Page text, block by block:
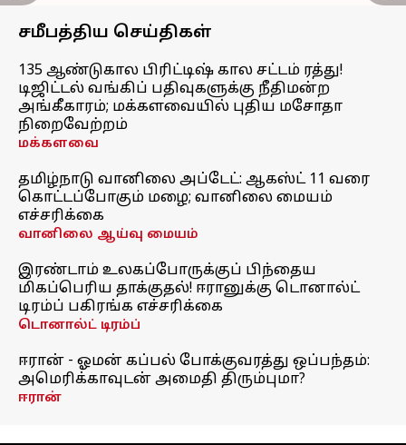
சமீபத்திய செய்திகள்
135 ஆண்டுகால பிரிட்டிஷ் கால சட்டம் ரத்து!
டிஜிட்டல் வங்கிப் பதிவுகளுக்கு நீதிமன்ற
அங்கீகாரம்; மக்களவையில் புதிய மசோதா
நிறைவேற்றம்
மக்களவை
தமிழ்நாடு வானிலை அப்டேட்: ஆகஸ்ட் 11 வரை
கொட்டப்போகும் மழை; வானிலை மையம்
எச்சரிக்கை
வானிலை ஆய்வு மையம்
இரண்டாம் உலகப்போருக்குப் பிந்தைய
மிகப்பெரிய தாக்குதல்! ஈரானுக்கு டொனால்ட்
டிரம்ப் பகிரங்க எச்சரிக்கை
டொனால்ட் டிரம்ப்
ஈரான் - ஓமன் கப்பல் போக்குவரத்து ஒப்பந்தம்:
அமெரிக்காவுடன் அமைதி திரும்புமா?
ஈரான்